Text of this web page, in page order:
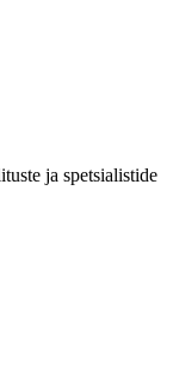
ja spetsialistide